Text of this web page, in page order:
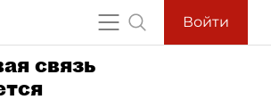
Войти
связь